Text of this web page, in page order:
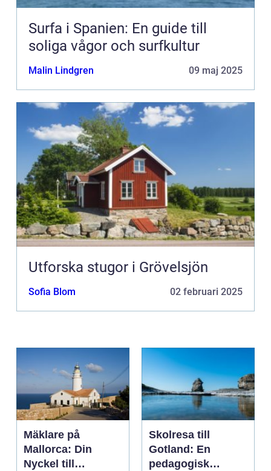
Surfa i Spanien: En guide till
soliga vågor och surfkultur
Malin Lindgren 09 maj 2025
Utforska stugor i Grövelsjön
Sofia Blom 02 februari 2025
Mäklare på
Mallorca: Din
Nyckel till
Skolresa till
Gotland: En
pedagogisk